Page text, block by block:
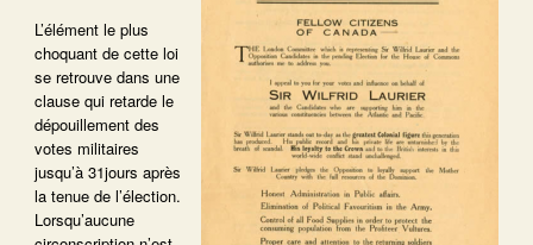
L’élément le plus
choquant de cette loi
se retrouve dans une
clause qui retarde le
dépouillement des
votes militaires
jusqu’à 31jours après
la tenue de l’élection.
Lorsqu’aucune